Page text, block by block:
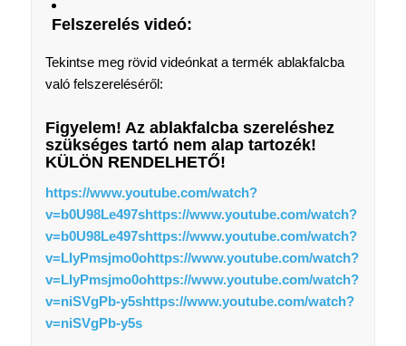
Felszerelés videó:
Tekintse meg rövid videónkat a termék ablakfalcba
való felszereléséről:
Figyelem! Az ablakfalcba szereléshez
szükséges tartó nem alap tartozék!
KÜLÖN RENDELHETŐ!
https://www.youtube.com/watch?
v=b0U98Le497shttps://www.youtube.com/watch?
v=b0U98Le497shttps://www.youtube.com/watch?
v=LIyPmsjmo0ohttps://www.youtube.com/watch?
v=LIyPmsjmo0ohttps://www.youtube.com/watch?
v=niSVgPb-y5shttps://www.youtube.com/watch?
v=niSVgPb-y5s